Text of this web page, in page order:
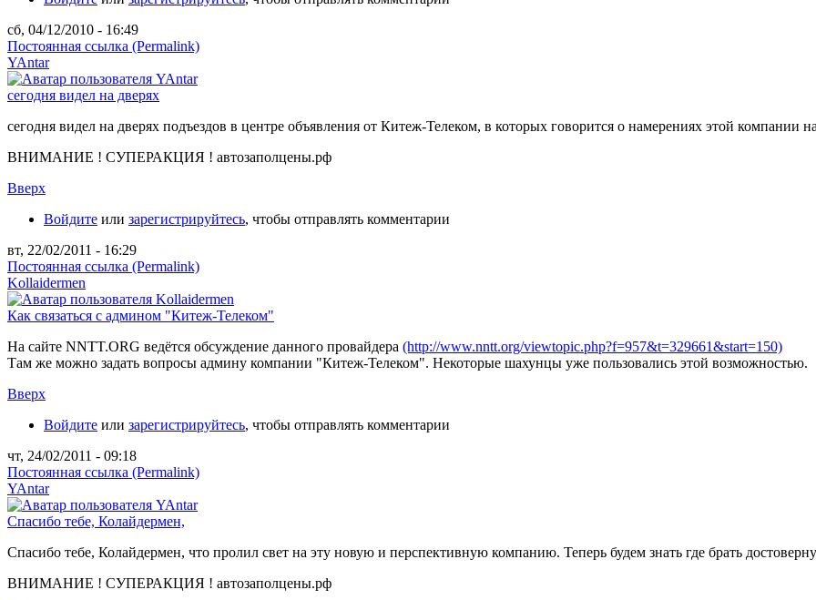
сб, 04/12/2010 - 16:49
Постоянная ссылка (Permalink)
YAntar
сегодня видел на дверях
сегодня видел на дверях подъездов в центре объявления от Китеж-Телеком, в которых говорится о намерениях этой компании
ВНИМАНИЕ ! СУПЕРАКЦИЯ ! автозаполцены.рф
Вверх
Войдите или зарегистрируйтесь, чтобы отправлять комментарии
вт, 22/02/2011 - 16:29
Постоянная ссылка (Permalink)
Kollaidermen
Как связаться с админом "Китеж-Телеком"
На сайте NNTT.ORG ведётся обсуждение данного провайдера (http://www.nntt.org/viewtopic.php?f=957&t=329661&start=150)
Там же можно задать вопросы админу компании "Китеж-Телеком". Некоторые шахунцы уже пользовались этой возможностью.
Вверх
Войдите или зарегистрируйтесь, чтобы отправлять комментарии
чт, 24/02/2011 - 09:18
Постоянная ссылка (Permalink)
YAntar
Спасибо тебе, Колайдермен,
Спасибо тебе, Колайдермен, что пролил свет на эту новую и перспективную компанию. Теперь будем знать где брать
ВНИМАНИЕ ! СУПЕРАКЦИЯ ! автозаполцены.рф